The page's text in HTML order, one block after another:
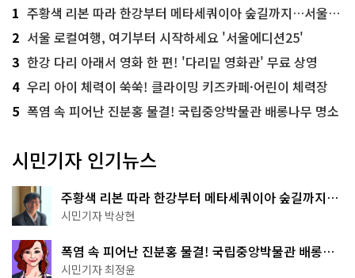
1 주황색 리본 따라 한강부터 메타세쿼이아 숲길까지…서울둘레길 15코스
2 서울 로컬여행, 여기부터 시작하세요 '서울에디션25'
3 한강 다리 아래서 영화 한 편! '다리밑 영화관' 무료 상영
4 우리 아이 체력이 쑥쑥! 클라이밍 키즈카페·어린이 체력장
5 폭염 속 피어난 진분홍 물결! 국립중앙박물관 배롱나무 명소
시민기자 인기뉴스
주황색 리본 따라 한강부터 메타세쿼이아 숲길까지…
서울둘레길 15코스
시민기자 박상현
폭염 속 피어난 진분홍 물결! 국립중앙박물관 배롱나
무 명소
시민기자 최정윤